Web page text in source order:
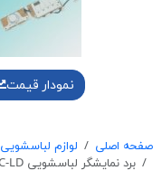
نمودار قیمت
صفحه اصلی لوازم لباسشویی
برد نمايشگر لباسشويی 9K-DWC-LD استوک